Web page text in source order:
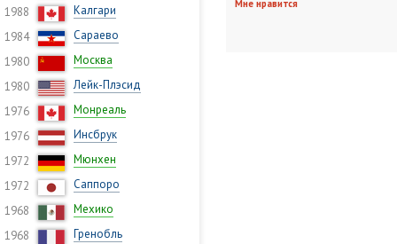
1988
Калгари
1984
Сараево
1980
Москва
1980
Лейк-Плэсид
1976
Монреаль
1976
Инсбрук
1972
Мюнхен
1972
Саппоро
1968
Мехико
1968
Гренобль
Мне нравится